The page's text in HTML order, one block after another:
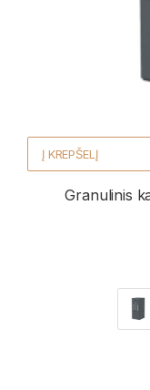
Į KREPŠELĮ
Granulinis